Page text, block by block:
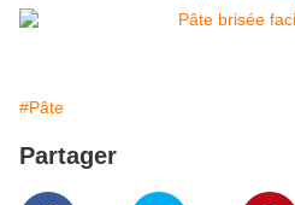
#Pâte
Partager